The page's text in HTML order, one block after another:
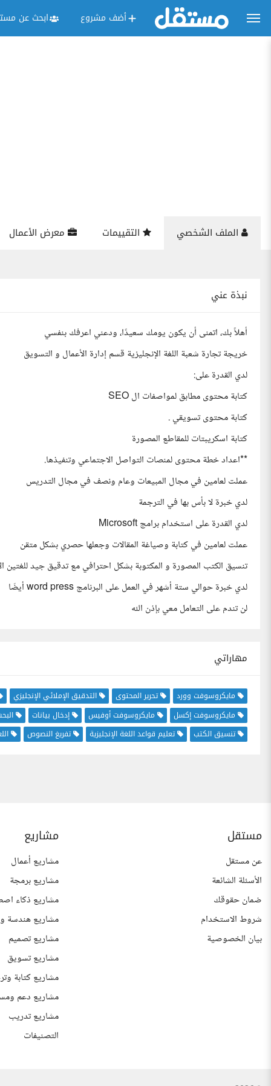
أضف مشروع ابحث عن
الملف الشخصي التقييمات معرض الأعمال
نبذة عني
أهلاً بك، اتمنى أن يكون يومك سعيدًا، ودعني اعرفك بنفسي
خريجة تجارة شعبة اللغة الإنجليزية قسم إدارة الأعمال و التسويق
لدي القدرة على:
كتابة محتوى مطابق لمواصفات ال SEO
كتابة محتوى تسويقي .
كتابة اسكريبتات للمقاطع المصورة
**اعداد خطة محتوى لمنصات التواصل الاجتماعي وتنفيذها.
عملت لعامين في مجال المبيعات وعام ونصف في مجال التدريس
لدي خبرة لا بأس بها في الترجمة
لدي القدرة على استخدام برامج Microsoft
عملت لعامين في كتابة وصياغة المقالات وجعلها حصري بشكل متقن
تنسيق الكتب المصورة و المكتوبة بشكل احترافي مع تدقيق جيد للغتين
لدي خبرة حوالي ستة أشهر في العمل على البرنامج word press أيضَا
لن تندم على التعامل معي بإذن الله
مهاراتي
مايكروسوفت وورد تحرير المحتوى
التدقيق الإملائي الإنجليزي
مايكروسوفت إكسل
مايكروسوفت أوفيس إدخال بيانات
تنسيق الكتب
تعليم قواعد اللغة الإنجليزية تفريغ النصوص
مستقل
عن مستقل
الأسئلة الشائعة
ضمان حقوقك
شروط الاستخدام
بيان الخصوصية
مشاريع
مشاريع أعمال
مشاريع برمجة
مشاريع ذكاء
مشاريع هندسة
مشاريع تصميم
مشاريع تسويق
مشاريع كتابة
مشاريع دعم
مشاريع تدريب
التصنيفات